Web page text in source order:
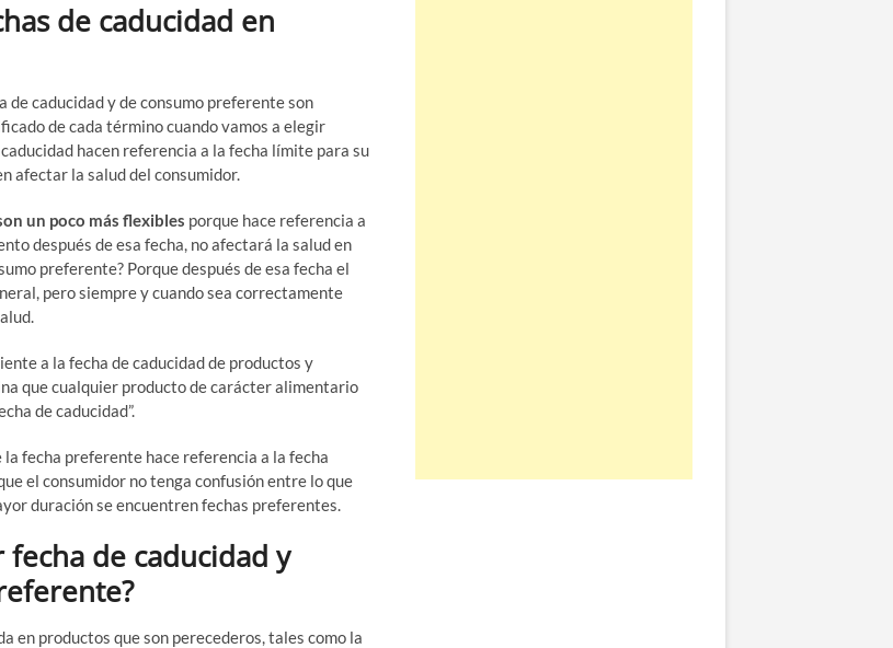
de caducidad en
de caducidad y de consumo preferente son
de cada término cuando vamos a elegir
hacen referencia a la fecha límite para su
afectar la salud del consumidor.
un poco más flexibles porque hace referencia a
después de esa fecha, no afectará la salud en
preferente? Porque después de esa fecha el
pero siempre y cuando sea correctamente
a la fecha de caducidad de productos y
que cualquier producto de carácter alimentario
de caducidad”.
fecha preferente hace referencia a la fecha
el consumidor no tenga confusión entre lo que
duración se encuentren fechas preferentes.
de caducidad y
en productos que son perecederos, tales como la